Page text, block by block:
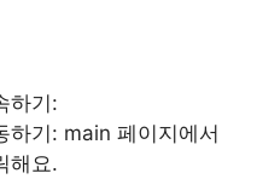
하기:
하기: main 페이지에서
해요.